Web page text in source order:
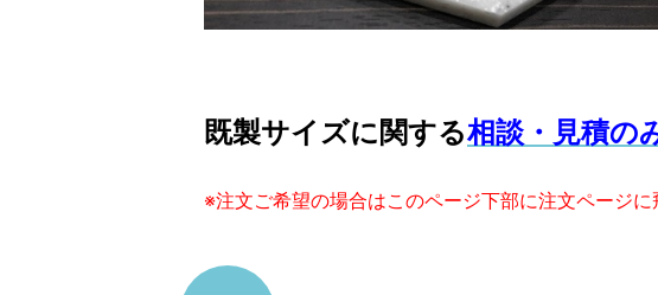
既製サイズに関する相談・見積の
※注文ご希望の場合はこのページ下部に注文ページに